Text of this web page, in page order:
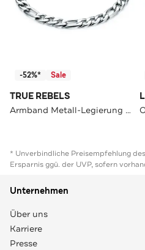
-52%* Sale
TRUE REBELS
Armband Metall-Legierung OneColor
* Unverbindliche Preisempfehlung
Ersparnis ggü. der UVP, sofern
Unternehmen
Über uns
Karriere
Presse